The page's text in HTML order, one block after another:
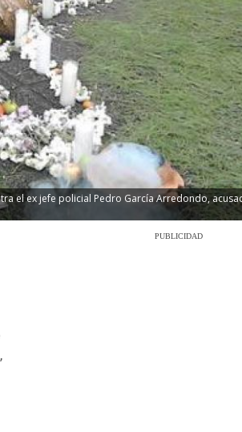
el ex jefe policial Pedro García Arredondo,
,
PUBLICIDAD